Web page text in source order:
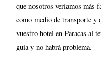
que nosotros veríamos más
como medio de transporte y
vuestro hotel en Paracas al
guía y no habrá problema.